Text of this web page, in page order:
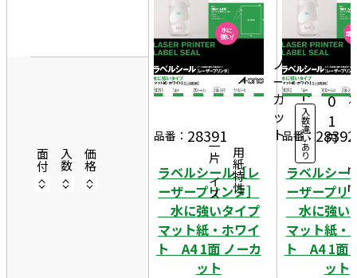
面付 入数 価格 一片サイズ用紙特性
品番： 28391
ラベルシール［レ
ーザープリンタ］
水に強いタイプ
マット紙・ホワイ
ト A4 1面 ノーカ
ット
ノ
ー
カ
ッ
ト
20
シ
ー
ト
入
数
違
い
あ
り
2,
1
0
1
円
2
1
0
9
品番： 28392
ラベルシー
ーザープリ
水に強い
マット紙・
ト A4 1面
ット